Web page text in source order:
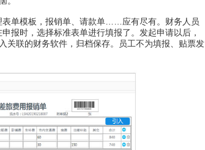
单模板，报销单、请款单……应有尽有。财务人员
申报时，选择标准表单进行填报了。发起申请以后，
关联的财务软件，归档保存。员工不为填报、贴票发